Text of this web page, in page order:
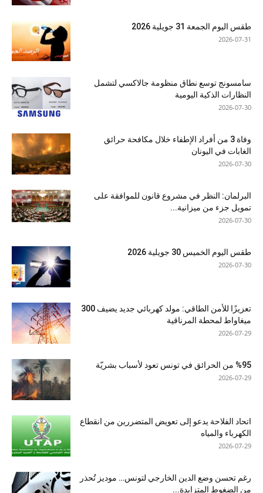
طقس اليوم الجمعة 31 جويلية 2026
2026-07-31
سامسونج توسع نطاق منظومة جالاكسي لتشمل
النظارات الذكية اليومية
2026-07-30
وفاة 3 من أفراد الإطفاء خلال مكافحة حرائق
الغابات في اليونان
2026-07-30
البرلمان: النظر في مشروع قانون للموافقة على
تمويل جزء من ميزانية...
2026-07-30
طقس اليوم الخميس 30 جويلية 2026
2026-07-30
تعزيزًا للأمن الطاقي: مولد كهربائي جديد يضيف 300
ميغاواط لمحطة المرناقية
2026-07-29
%95 من الحرائق في تونس تعود لأسباب بشريّة
2026-07-29
اتحاد الفلاحة يدعو إلى تعويض المتضررين من انقطاع
الكهرباء والمياه
2026-07-29
رغم تحسن وضع الدين الخارجي لتونس… موديز تُحذر
من الضغوط المتزايدة...